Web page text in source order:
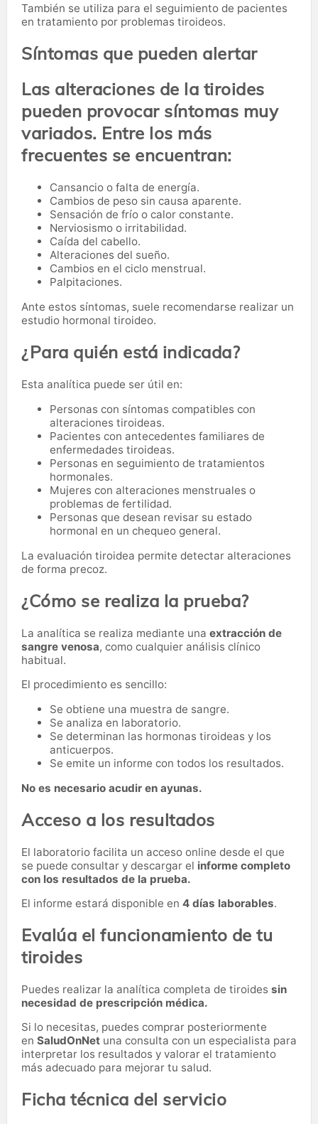
También se utiliza para el seguimiento de pacientes
en tratamiento por problemas tiroideos.
Síntomas que pueden alertar
Las alteraciones de la tiroides
pueden provocar síntomas muy
variados. Entre los más
frecuentes se encuentran:
Cansancio o falta de energía.
Cambios de peso sin causa aparente.
Sensación de frío o calor constante.
Nerviosismo o irritabilidad.
Caída del cabello.
Alteraciones del sueño.
Cambios en el ciclo menstrual.
Palpitaciones.
Ante estos síntomas, suele recomendarse realizar un
estudio hormonal tiroideo.
¿Para quién está indicada?
Esta analítica puede ser útil en:
Personas con síntomas compatibles con
alteraciones tiroideas.
Pacientes con antecedentes familiares de
enfermedades tiroideas.
Personas en seguimiento de tratamientos
hormonales.
Mujeres con alteraciones menstruales o
problemas de fertilidad.
Personas que desean revisar su estado
hormonal en un chequeo general.
La evaluación tiroidea permite detectar alteraciones
de forma precoz.
¿Cómo se realiza la prueba?
La analítica se realiza mediante una extracción de
sangre venosa, como cualquier análisis clínico
habitual.
El procedimiento es sencillo:
Se obtiene una muestra de sangre.
Se analiza en laboratorio.
Se determinan las hormonas tiroideas y los
anticuerpos.
Se emite un informe con todos los resultados.
No es necesario acudir en ayunas.
Acceso a los resultados
El laboratorio facilita un acceso online desde el que
se puede consultar y descargar el informe completo
con los resultados de la prueba.
El informe estará disponible en 4 días laborables.
Evalúa el funcionamiento de tu
tiroides
Puedes realizar la analítica completa de tiroides sin
necesidad de prescripción médica.
Si lo necesitas, puedes comprar posteriormente
en SaludOnNet una consulta con un especialista para
interpretar los resultados y valorar el tratamiento
más adecuado para mejorar tu salud.
Ficha técnica del servicio